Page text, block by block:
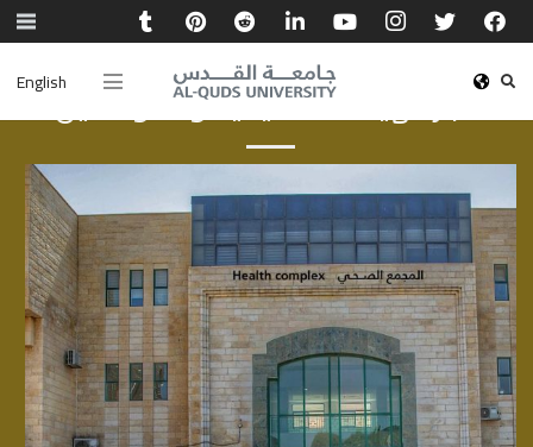
Englishأخبار الهيئة الأكاديمية والموظفين